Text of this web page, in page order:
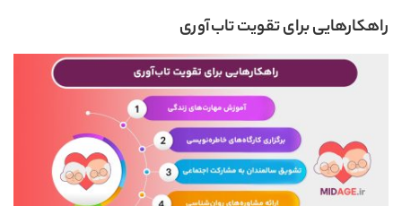
راهکارهایی برای تقویت تاب‌آوری